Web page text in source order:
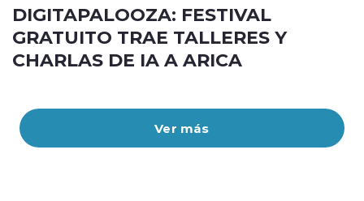
Ver más
DIGITAPALOOZA: FESTIVAL
GRATUITO TRAE TALLERES Y
CHARLAS DE IA A ARICA